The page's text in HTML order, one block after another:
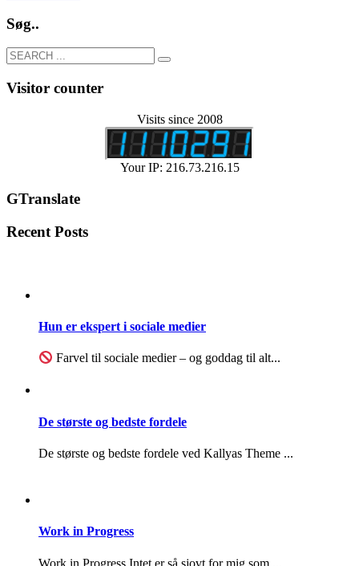
Søg..
Visitor counter
Visits since 2008
Your IP: 216.73.216.15
GTranslate
Recent Posts
Hun er ekspert i sociale medier
Farvel til sociale medier – og goddag til alt...
De største og bedste fordele
De største og bedste fordele ved Kallyas Theme ...
Work in Progress
Work in Progress Intet er så sjovt for mig som ...